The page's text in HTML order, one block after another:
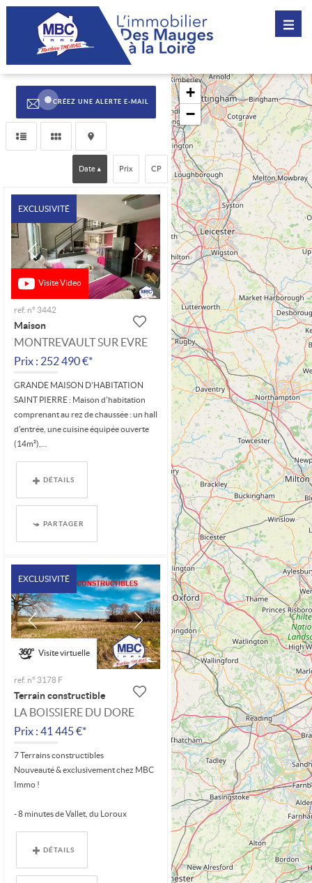
CRÉEZ UNE ALERTE E-MAIL
Date Prix CP
Visite Video
EXCLUSIVITÉ
ref. n° 3442
Maison
MONTREVAULT SUR EVRE
Prix : 252 490 €*
GRANDE MAISON D'HABITATION
SAINT PIERRE : Maison d'habitation
comprenant au rez de chaussée : un hall
d'entrée, une cuisine équipée ouverte
(14m²),...
DÉTAILS
PARTAGER
Visite virtuelle
EXCLUSIVITÉ
ref. n° 3178 F
Terrain constructible
LA BOISSIERE DU DORE
Prix : 41 445 €*
7 Terrains constructibles
Nouveauté & exclusivement chez MBC
Immo !
- 8 minutes de Vallet, du Loroux
DÉTAILS